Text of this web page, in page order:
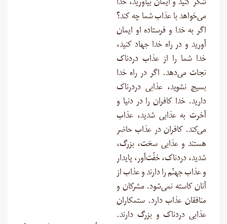
شکر کنید و ایمان بیاورید، خدا
می‌خواهد با عذاب شما چه کند؟
اگر به خدا و فرستاده او ایمان
آورید و در راه خدا جهاد کنید،
خدا شما را از عذاب دردناک
نجات می‌دهد. اگر در راه خدا
بسیج نشوید، عذابی دردرناک
دارید. خدا کافران را در دنیا و
آخرت به عذابی شدید، عذاب
می‌کند. کافران در عذاب حاضر
هستند و عذابی سخت، بزرگ،
شدید، دردناک، خفّت‌آور، پایدار
و عذاب جهنّم را دارند و عذاب از
آنان کاسته نمی‌شود. مشرکان و
منافقان عذاب دارد. ستمکاران
عذابی دردناک و بزرگ دارند.